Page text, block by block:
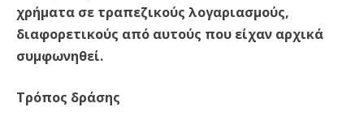
χρήματα σε τραπεζικούς λογαριασμούς,
διαφορετικούς από αυτούς που είχαν αρχικά
συμφωνηθεί.
Τρόπος δράσης